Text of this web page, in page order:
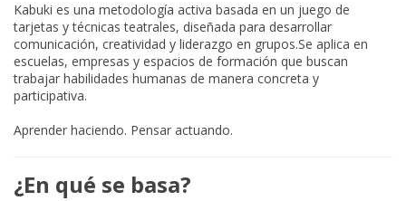
Kabuki es una metodología activa basada en un juego de
tarjetas y técnicas teatrales, diseñada para desarrollar
comunicación, creatividad y liderazgo en grupos.Se aplica en
escuelas, empresas y espacios de formación que buscan
trabajar habilidades humanas de manera concreta y
participativa.
Aprender haciendo. Pensar actuando.
¿En qué se basa?